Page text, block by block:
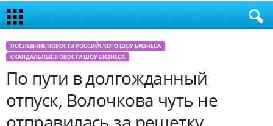
ПОСЛЕДНИЕ НОВОСТИ РОССИЙСКОГО ШОУ БИЗНЕСА
СКАНДАЛЬНЫЕ НОВОСТИ ШОУ БИЗНЕСА
По пути в долгожданный
отпуск, Волочкова чуть не